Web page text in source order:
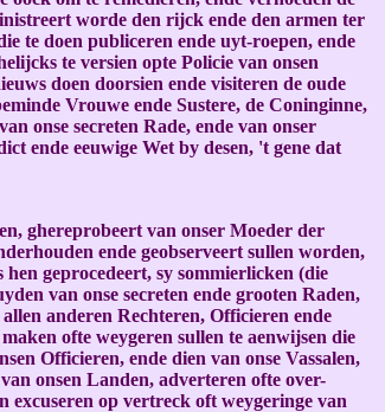
worde den rijck ende den armen ter
te doen publiceren ende uyt-roepen, ende
te versien opte Policie van onsen
doen doorsien ende visiteren de oude
Vrouwe ende Sustere, de Coninginne,
onse secreten Rade, ende van onser
ende eeuwige Wet by desen, 't gene dat
ghereprobeert van onser Moeder der
ende geobserveert sullen worden,
geprocedeert, sy sommierlicken (die
van onse secreten ende grooten Raden,
anderen Rechteren, Officieren ende
ofte weygeren sullen te aenwijsen die
Officieren, ende dien van onse Vassalen,
onsen Landen, adverteren ofte over-
excuseren op vertreck oft weygeringe van